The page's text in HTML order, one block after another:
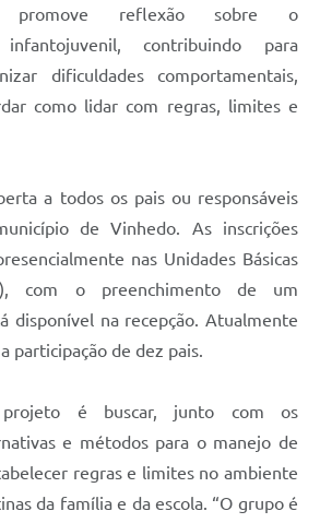
promove reflexão sobre o
infantojuvenil, contribuindo para
dificuldades comportamentais,
como lidar com regras, limites e
a todos os pais ou responsáveis
de Vinhedo. As inscrições
nas Unidades Básicas
com o preenchimento de um
disponível na recepção. Atualmente
participação de dez pais.
é buscar, junto com os
e métodos para o manejo de
regras e limites no ambiente
da família e da escola. “O grupo é